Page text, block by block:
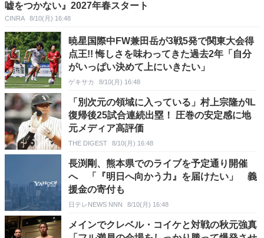
嘘をつかない』2027年春スタート
CINRA 8/10(月) 16:48
暁星国際中FW兼田岳が3戦5発で関東大会得
点王!! 悔しさを味わってきた過去2年「自分
がいっぱい決めて上にいきたい」
ゲキサカ 8/10(月) 16:48
「別次元の領域に入っている」村上宗隆がIL
復帰後25試合連続出塁！ 圧巻の安定感に地
元メディア高評価
THE DIGEST 8/10(月) 16:48
長渕剛、熊本県でのライブを予定通り開催
へ 「『明日へ向かう力』を届けたい」 義
援金の寄付も
日テレNEWS NNN 8/10(月) 16:48
メインでクレベル・コイケと対戦の秋元強真